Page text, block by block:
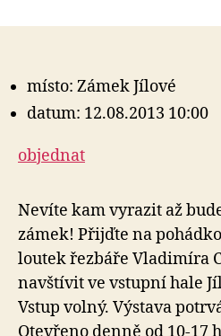
místo: Zámek Jílové
datum: 12.08.2013 10:00
objednat
Nevíte kam vyrazit až
zámek! Přijďte na
loutek řezbáře Vladimíra
navštívit ve vstupní hale
Vstup volný. Výstava